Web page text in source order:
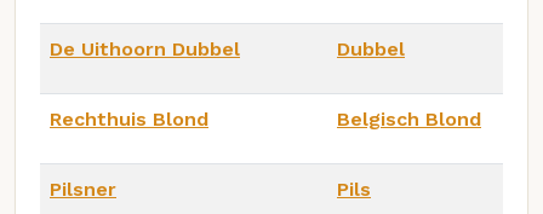
De Uithoorn Dubbel Dubbel
Rechthuis Blond Belgisch Blond
Pilsner Pils